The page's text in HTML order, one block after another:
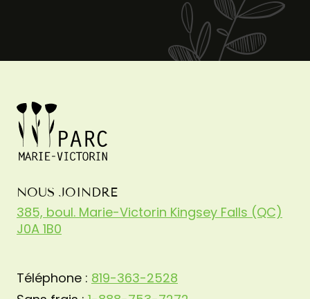
NOUS JOINDRE
385, boul. Marie-Victorin Kingsey Falls (QC)
J0A 1B0
Téléphone : 819-363-2528